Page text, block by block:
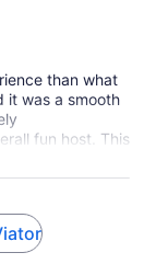
than what
it was a smooth
fun host. This
side to
with the
pleasure.